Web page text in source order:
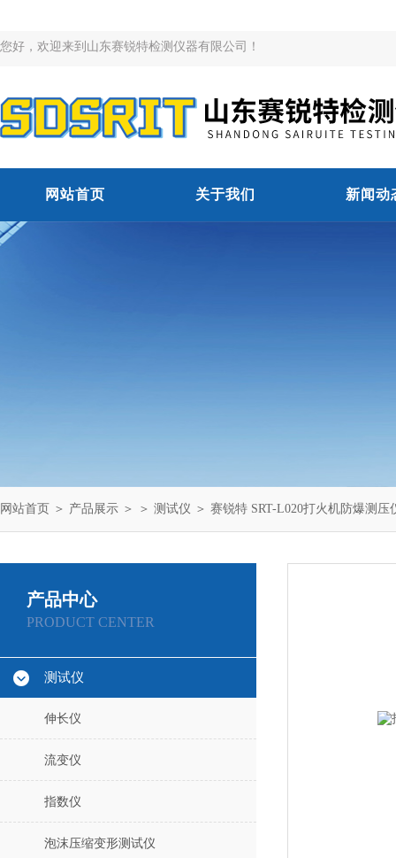
您好，欢迎来到山东赛锐特检测仪器有限公司！
网站首页 关于我们 新闻动
网站首页 ＞ 产品展示 ＞ ＞ 测试仪 ＞ 赛锐特 SRT-L020打火机防爆测压
产品中心
PRODUCT CENTER
测试仪
伸长仪
流变仪
指数仪
泡沫压缩变形测试仪